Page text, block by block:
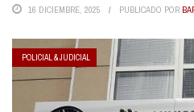
16 DICIEMBRE, 2025 PUBLICADO POR
POLICIAL & JUDICIAL